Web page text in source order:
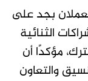
بجد على
الثنائية
مؤكدًا أن
والتعاون